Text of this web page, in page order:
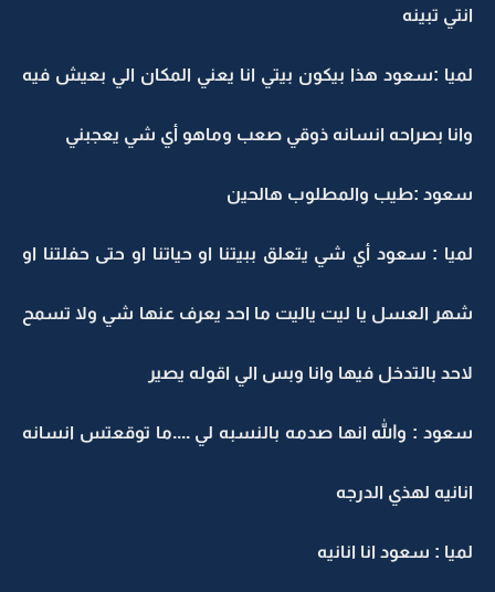
انتي تبينه
لميا :سعود هذا بيكون بيتي انا يعني المكان الي بعيش فيه
وانا بصراحه انسانه ذوقي صعب وماهو أي شي يعجبني
سعود :طيب والمطلوب هالحين
لميا : سعود أي شي يتعلق ببيتنا او حياتنا او حتى حفلتنا او
شهر العسل يا ليت ياليت ما احد يعرف عنها شي ولا تسمح
لاحد بالتدخل فيها وانا وبس الي اقوله يصير
سعود : والله انها صدمه بالنسبه لي ....ما توقعتس انسانه
انانيه لهذي الدرجه
لميا : سعود انا انانيه